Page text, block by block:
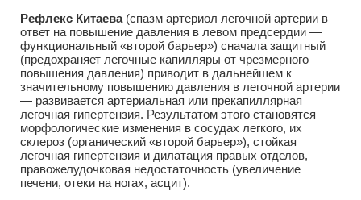
Рефлекс Китаева(спазм артериол легочной артерии в
ответ на повышение давления в левом предсердии —
функциональный «второй барьер») сначала защитный
(предохраняет легочные капилляры от чрезмерного
повышения давления) приводит в дальнейшем к
значительному повышению давления в легочной артерии
— развивается артериальная или прекапиллярная
легочная гипертензия. Результатом этого становятся
морфологические изменения в сосудах легкого, их
склероз (органический «второй барьер»), стойкая
легочная гипертензия и дилатация правых отделов,
правожелудочковая недостаточность (увеличение
печени, отеки на ногах, асцит).